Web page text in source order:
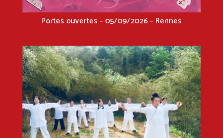
Portes ouvertes – 05/09/2026 – Rennes